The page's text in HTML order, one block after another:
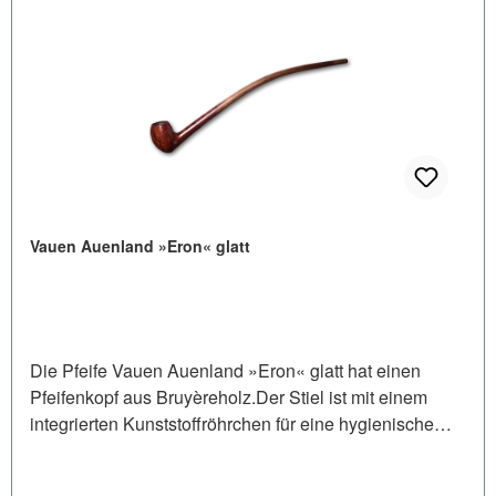
Vauen Auenland »Eron« glatt
Die Pfeife Vauen Auenland »Eron« glatt hat einen
Pfeifenkopf aus Bruyèreholz.Der Stiel ist mit einem
integrierten Kunststoffröhrchen für eine hygienische